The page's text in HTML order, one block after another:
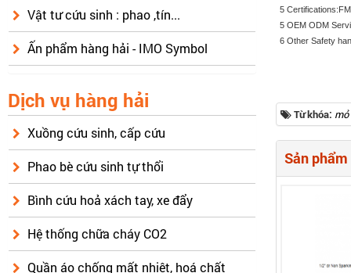
Vật tư cứu sinh : phao ,tín...
Ấn phẩm hàng hải - IMO Symbol
Dịch vụ hàng hải
Xuồng cứu sinh, cấp cứu
Phao bè cứu sinh tự thổi
Bình cứu hoả xách tay, xe đẩy
Hệ thống chữa cháy CO2
Quần áo chống mất nhiệt, hoá chất
5
5 OEM ODM
6 Other Safety
Từ khóa:
Sản